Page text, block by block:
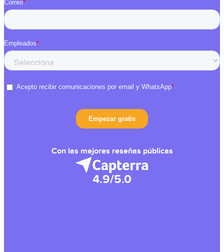
Con las mejores reseñas públicas
4.9/5.0